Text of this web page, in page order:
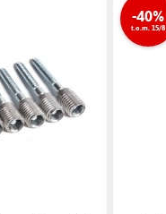
-40%
t.o.m. 15/8